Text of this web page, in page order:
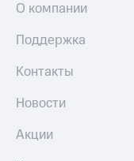
О компании
Поддержка
Контакты
Новости
Акции